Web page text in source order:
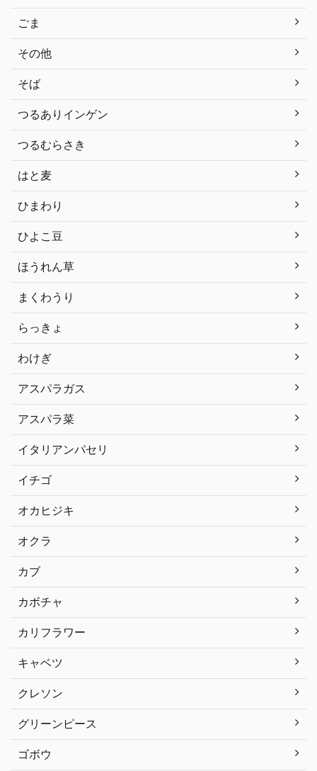
ごま
その他
そば
つるありインゲン
つるむらさき
はと麦
ひまわり
ひよこ豆
ほうれん草
まくわうり
らっきょ
わけぎ
アスパラガス
アスパラ菜
イタリアンパセリ
イチゴ
オカヒジキ
オクラ
カブ
カボチャ
カリフラワー
キャベツ
クレソン
グリーンピース
ゴボウ